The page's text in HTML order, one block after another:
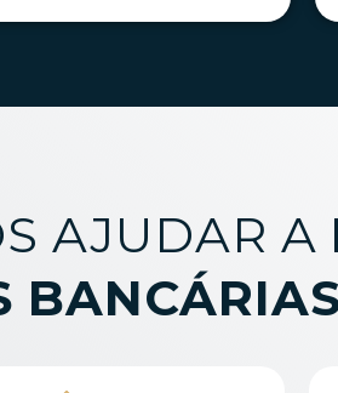
AJUDAR A